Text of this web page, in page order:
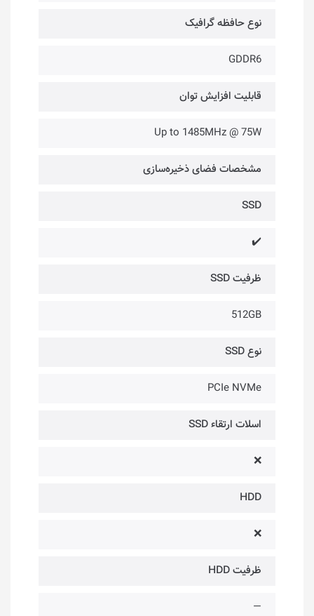
نوع حافظه گرافیک
GDDR6
قابلیت افزایش توان
Up to 1485MHz @ 75W
مشخصات فضای ذخیره‌سازی
SSD
✔️
ظرفیت SSD
512GB
نوع SSD
PCIe NVMe
اسلات ارتقاء SSD
❌
HDD
❌
ظرفیت HDD
—